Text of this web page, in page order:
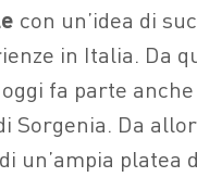
con un’idea di
in Italia. Da
fa parte
Sorgenia. Da
un’ampia platea